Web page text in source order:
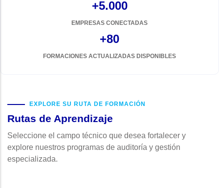
+5.000
EMPRESAS CONECTADAS
+80
FORMACIONES ACTUALIZADAS DISPONIBLES
EXPLORE SU RUTA DE FORMACIÓN
Rutas de Aprendizaje
Seleccione el campo técnico que desea fortalecer y
explore nuestros programas de auditoría y gestión
especializada.